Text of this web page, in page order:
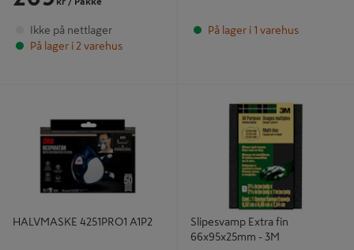
Ikke på nettlager
På lager i 2 varehus
På lager i 1 varehus
HALVMASKE 4251PRO1 A1P2
Slipesvamp Extra fin
66x95x25mm - 3M